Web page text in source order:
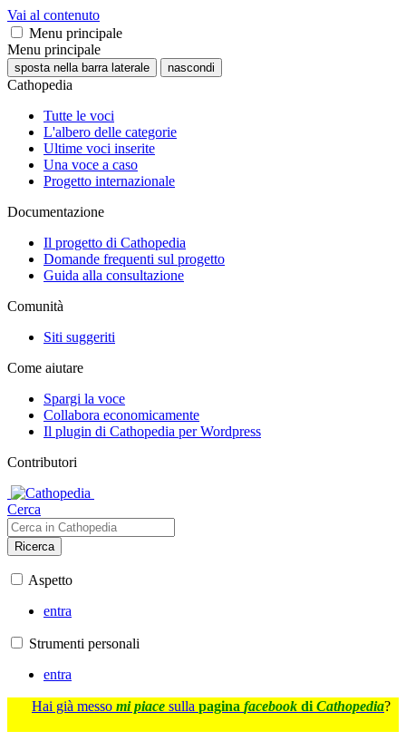
Vai al contenuto
Menu principale
Menu principale
sposta nella barra laterale nascondi
Cathopedia
Tutte le voci
L'albero delle categorie
Ultime voci inserite
Una voce a caso
Progetto internazionale
Documentazione
Il progetto di Cathopedia
Domande frequenti sul progetto
Guida alla consultazione
Comunità
Siti suggeriti
Come aiutare
Spargi la voce
Collabora economicamente
Il plugin di Cathopedia per Wordpress
Contributori
Cerca
Ricerca
Aspetto
entra
Strumenti personali
entra
Hai già messo mi piace sulla pagina facebook di Cathopedia?